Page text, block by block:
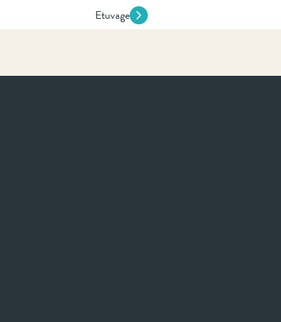
Etuvage